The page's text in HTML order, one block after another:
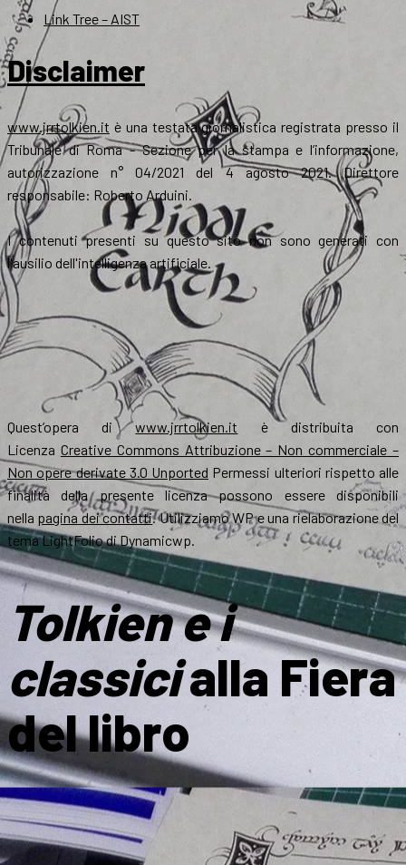
Link Tree – AIST
Disclaimer
www.jrrtolkien.it è una testata giornalistica registrata presso il
Tribunale di Roma - Sezione per la stampa e l’informazione,
autorizzazione n° 04/2021 del 4 agosto 2021. Direttore
responsabile: Roberto Arduini.
I contenuti presenti su questo sito non sono generati con
l'ausilio dell'intelligenza artificiale.
Quest’opera diwww.jrrtolkien.it è distribuita con
Licenza Creative Commons Attribuzione – Non commerciale –
Non opere derivate 3.0 Unported Permessi ulteriori rispetto alle
finalità della presente licenza possono essere disponibili
nella pagina dei contatti. Utilizziamo WP e una rielaborazione del
tema LightFolio di Dynamicwp.
Tolkien e i
classicialla Fiera
del libro